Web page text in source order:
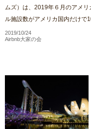
ムズ）は、2019年６月のアメ
ル施設数がアメリカ国内だけで
2019/10/24
Airbnb大家の会